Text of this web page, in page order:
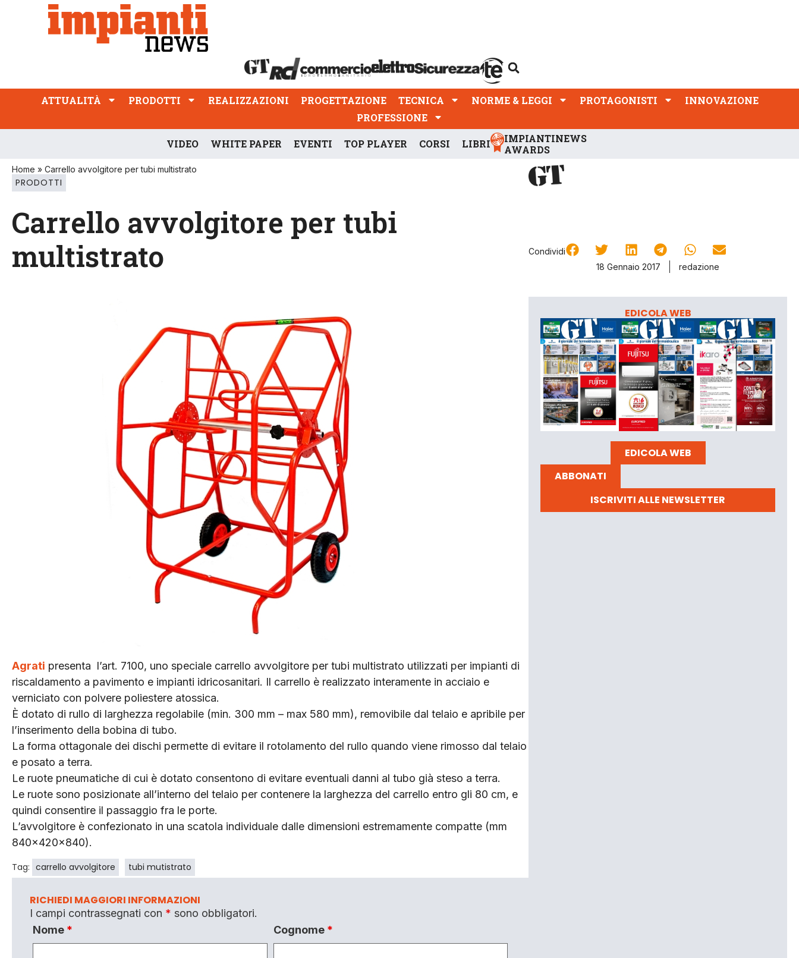
ATTUALITÀ PRODOTTI REALIZZAZIONI
PROFESSIONE
ATTUALITÀ PRODOTTI REALIZZAZIONI PROGETTAZIONE TECNICA NORME & LEGGI PROTAGONISTI
INNOVAZIONE
PROFESSIONE
VIDEO WHITE PAPER EVENTI TOP PLAYER CORSI LIBRI
IMPIANTINEWS
AWARDS
Home » Carrello avvolgitore per tubi multistrato
PRODOTTI
Carrello avvolgitore per tubi
multistrato
Condividi
18 Gennaio 2017
redazione
Agrati presenta l’art. 7100, uno speciale carrello avvolgitore per tubi multistrato utilizzati per impianti di
riscaldamento a pavimento e impianti idricosanitari. Il carrello è realizzato interamente in acciaio e
verniciato con polvere poliestere atossica.
È dotato di rullo di larghezza regolabile (min. 300 mm – max 580 mm), removibile dal telaio e apribile per
l’inserimento della bobina di tubo.
La forma ottagonale dei dischi permette di evitare il rotolamento del rullo quando viene rimosso dal telaio
e posato a terra.
Le ruote pneumatiche di cui è dotato consentono di evitare eventuali danni al tubo già steso a terra.
Le ruote sono posizionate all’interno del telaio per contenere la larghezza del carrello entro gli 80 cm, e
quindi consentire il passaggio fra le porte.
L’avvolgitore è confezionato in una scatola individuale dalle dimensioni estremamente compatte (mm
840x420x840).
Tag: carrello avvolgitore tubi mutistrato
RICHIEDI MAGGIORI INFORMAZIONI
I campi contrassegnati con * sono obbligatori.
Nome * Cognome *
EDICOLA WEB
EDICOLA WEB
ABBONATI
ISCRIVITI ALLE NEWSLETTER